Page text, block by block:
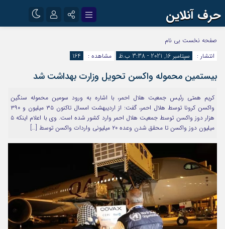
حرف آنلاین
اینستاگرام
آپارات
رمز عبور
مرا به خاطر بسپار
صفحه نخست بی نام
انتشار :
سپتامبر 16, 2021 - 3:38 ب.ظ مشاهده : 164
بیستمین محموله واکسن تحویل وزارت بهداشت شد
کریم همتی رئیس جمعیت هلال احمر، با اشاره به ورود سومین محموله سنگین
واکسن کرونا توسط هلال احمر، گفت: از اردیبهشت امسال تاکنون ۳۵ میلیون و ۳۹۰
هزار دوز واکسن توسط جمعیت هلال احمر وارد کشور شده است. وی با اعلام اینکه ۵
میلیون دوز واکسن تا محقق شدن وعده ۲۰ میلیونی واردات واکسن توسط […]